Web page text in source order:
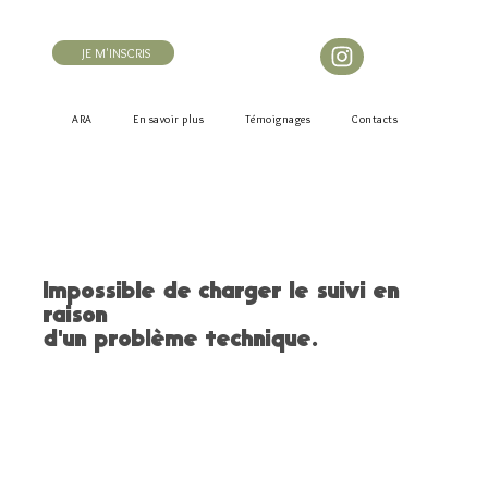
ARA En savoir plus Témoignages Contacts
JE M'INSCRIS
Impossible de charger le suivi en
raison
d'un problème technique.